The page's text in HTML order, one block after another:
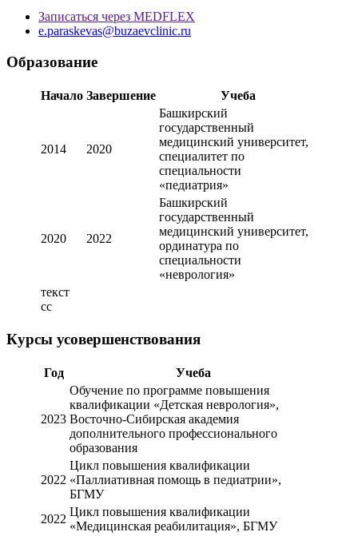
Записаться через MEDFLEX
e.paraskevas@buzaevclinic.ru
Образование
Начало Завершение Учеба
2014 2020
Башкирский
государственный
медицинский университет,
специалитет по
специальности
«педиатрия»
2020 2022
Башкирский
государственный
медицинский университет,
ординатура по
специальности
«неврология»
текст
сс
Курсы усовершенствования
Год Учеба
2023
Обучение по программе повышения
квалификации «Детская неврология»,
Восточно-Сибирская академия
дополнительного профессионального
образования
2022
Цикл повышения квалификации
«Паллиативная помощь в педиатрии»,
БГМУ
2022
Цикл повышения квалификации
«Медицинская реабилитация», БГМУ